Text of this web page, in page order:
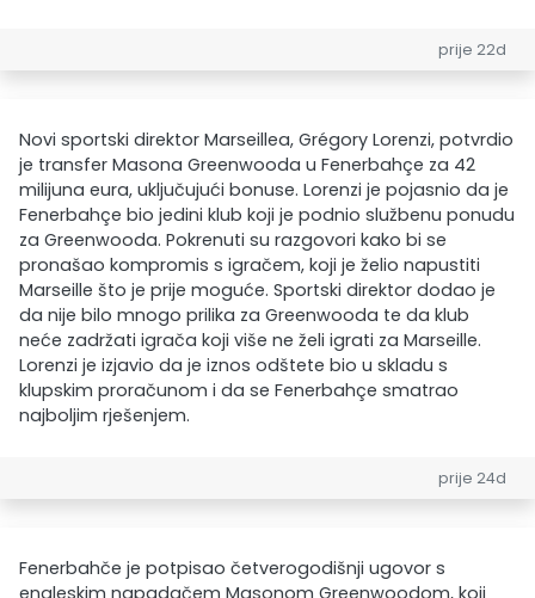
prije 22d
Novi sportski direktor Marseillea, Grégory Lorenzi, potvrdio
je transfer Masona Greenwooda u Fenerbahçe za 42
milijuna eura, uključujući bonuse. Lorenzi je pojasnio da je
Fenerbahçe bio jedini klub koji je podnio službenu ponudu
za Greenwooda. Pokrenuti su razgovori kako bi se
pronašao kompromis s igračem, koji je želio napustiti
Marseille što je prije moguće. Sportski direktor dodao je
da nije bilo mnogo prilika za Greenwooda te da klub
neće zadržati igrača koji više ne želi igrati za Marseille.
Lorenzi je izjavio da je iznos odštete bio u skladu s
klupskim proračunom i da se Fenerbahçe smatrao
najboljim rješenjem.
prije 24d
Fenerbahče je potpisao četverogodišnji ugovor s
engleskim napadačem Masonom Greenwoodom, koji